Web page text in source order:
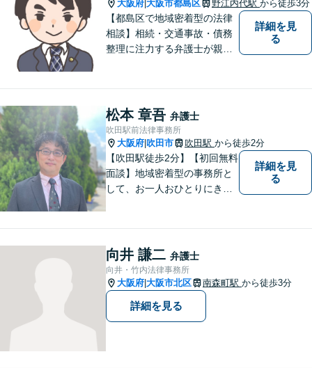
大阪府 大阪市都島区 野江内代駅 から徒歩3分
【都島区で地域密着型の法律
相談】相続・交通事故・債務
整理に注力する弁護士が親身
様、まずはお気軽にご連絡く
ださい。初回面談予約受付中
詳細を見
る
松本 章吾 弁護士
吹田駅前法律事務所
大阪府 吹田市 吹田駅 から徒歩2分
【吹田駅徒歩2分】【初回無料
面談】地域密着型の事務所と
して、お一人おひとりにきめ
ごとに対応！まずは無料相談
にお越しください。【完全個
室対応】
詳細を見
る
向井 謙二 弁護士
向井・竹内法律事務所
大阪府 大阪市北区 南森町駅 から徒歩3分
詳細を見る